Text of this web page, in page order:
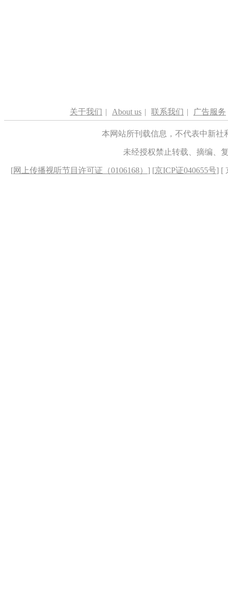
关于我们 | About us | 联系我们 | 广告服务
本网站所刊载信息，不代表中新
未经授权禁止转载、摘编、
[网上传播视听节目许可证（0106168） ] [京ICP证040655号] [